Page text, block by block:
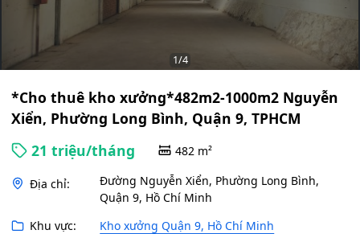
1/4
*Cho thuê kho xưởng*482m2-1000m2 Nguyễn
Xiển, Phường Long Bình, Quận 9, TPHCM
21 triệu/tháng
482 m²
Địa chỉ:
Đường Nguyễn Xiển, Phường Long Bình,
Quận 9, Hồ Chí Minh
Khu vực:
Kho xưởng Quận 9, Hồ Chí Minh